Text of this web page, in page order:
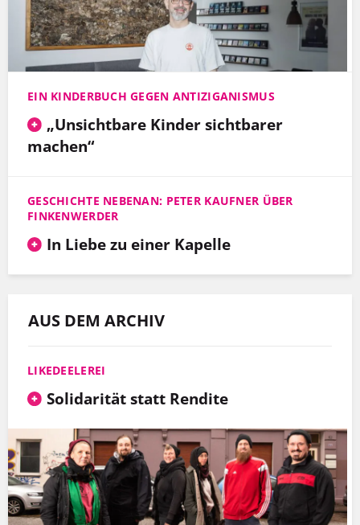
EIN KINDERBUCH GEGEN ANTIZIGANISMUS
„Unsichtbare Kinder sichtbarer
machen“
GESCHICHTE NEBENAN: PETER KAUFNER ÜBER
FINKENWERDER
In Liebe zu einer Kapelle
AUS DEM ARCHIV
LIKEDEELEREI
Solidarität statt Rendite